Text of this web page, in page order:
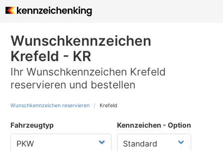
Wunschkennzeichen
Krefeld - KR
Ihr Wunschkennzeichen Krefeld
reservieren und bestellen
Wunschkennzeichen reservieren Krefeld
Fahrzeugtyp Kennzeichen - Option